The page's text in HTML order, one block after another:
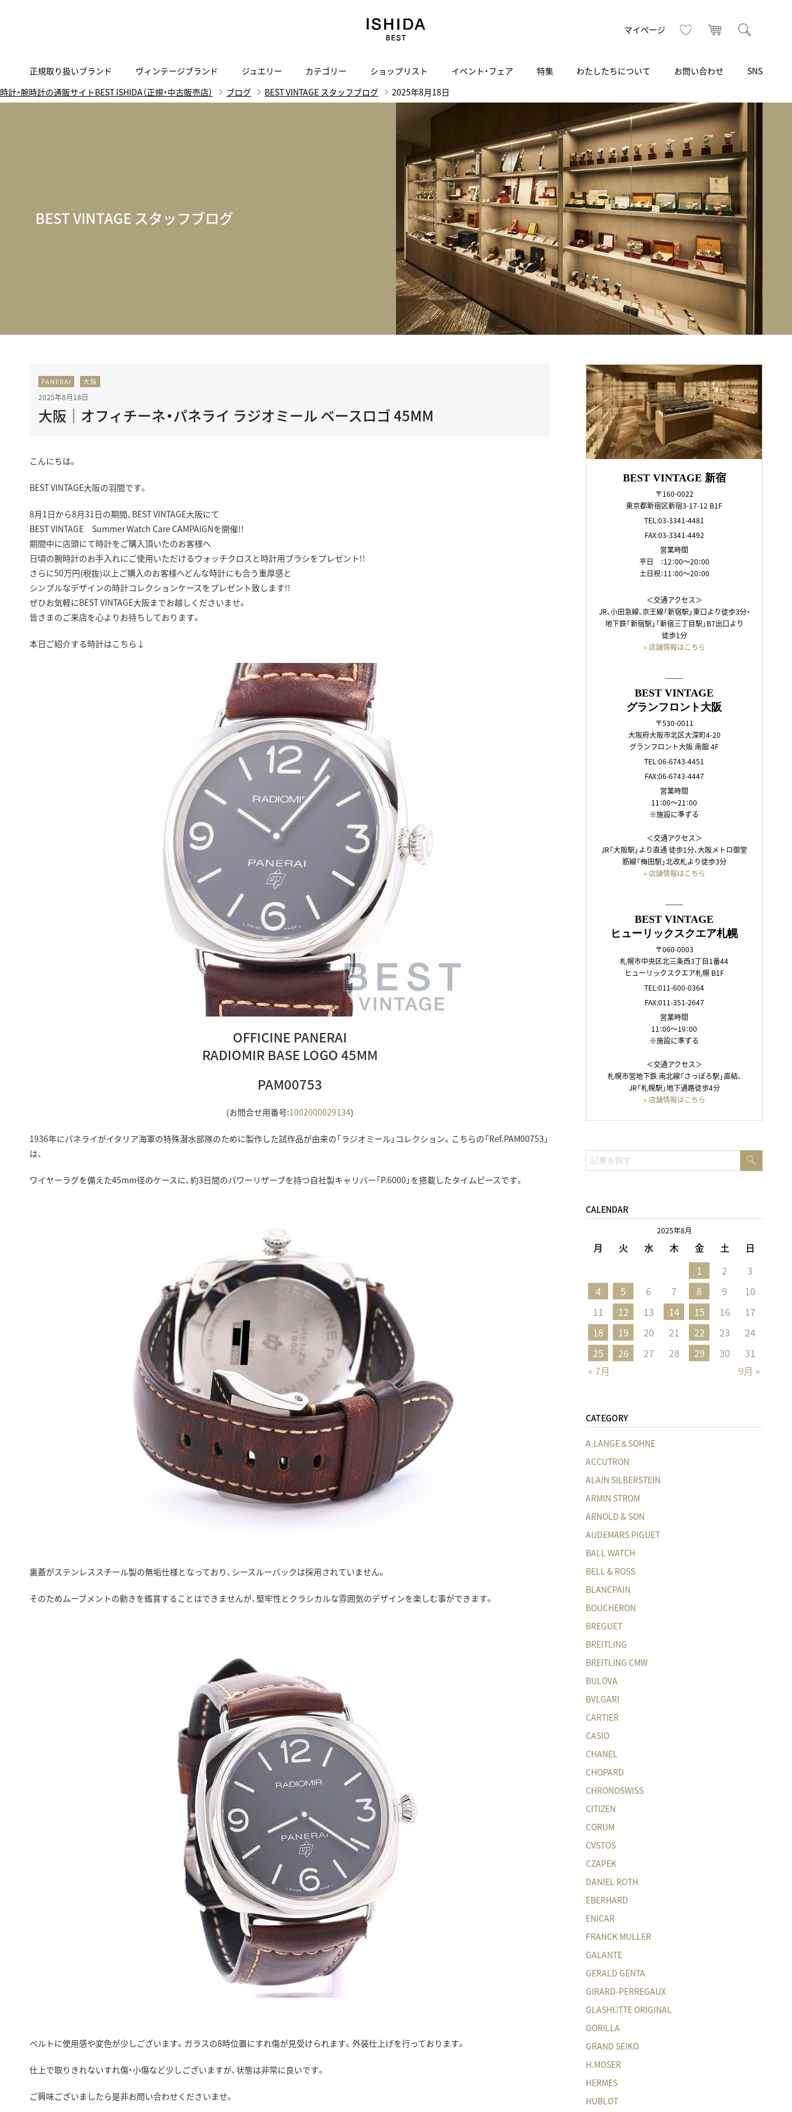
マイページ お気に入りカート
正規取り扱いブランド
A B C D E F G H I J K L M N
amazfit
アマズフィット
AMIDA
アミダ
ARMINSTROM
アーミンシュトローム
Arnold & Son
アーノルド＆サン
正規取り扱いブランド一覧はこちら
ヴィンテージブランド
買取り・下取り・委託サービスについて
ヴィンテージブランド一覧はこちら
ジュエリー カテゴリー
スマートウォッチ
ISHIDA いいモノ Selection
いいモノ Gift selection
i.s.d.(アイエスディー)
ショップリスト
ISHIDA N43°（札幌）
Luxury Time Lounge ブライトリング ブティック 銀座
ブライトリング ブティック GINZA SIX IWC 表参道ブティック BEST VINTAGE新宿
BEST VINTAGEヒューリックスクエア札幌
ショップリスト一覧はこちら
イベント・フェア 特集 わたしたちについて
代表メッセージ 会社概要 サービス
お問い合わせ
お問い合わせ ご来店の予約 オンライン相談
SNS
TikTok
時計・腕時計の通販サイトBEST ISHIDA（正規・中古販売店） ブログ BEST VINTAGE スタッフブログ 2025年8月18日
BEST VINTAGE スタッフブログ
PANERAI 大阪
2025年8月18日
大阪｜オフィチーネ・パネライ ラジオミール ベースロゴ 45MM
こんにちは。
BEST VINTAGE大阪の羽間です。
8月1日から8月31日の期間、BEST VINTAGE大阪にて
BEST VINTAGE Summer Watch Care CAMPAIGNを開催!!
期間中に店頭にて時計をご購入頂いたのお客様へ
日頃の腕時計のお手入れにご使用いただけるウォッチクロスと時計用ブラシをプレゼント!!
さらに50万円(税抜)以上ご購入のお客様へどんな時計にも合う重厚感と
シンプルなデザインの時計コレクションケースをプレゼント致します!!
ぜひお気軽にBEST VINTAGE大阪までお越しくださいませ。
皆さまのご来店を心よりお待ちしております。
本日ご紹介する時計はこちら↓
OFFICINE PANERAI
RADIOMIR BASE LOGO 45MM
PAM00753
(お問合せ用番号:1002000029134)
1936年にパネライがイタリア海軍の特殊潜水部隊のために製作した試作品が由来の「ラジオミール」コレクション。こちらの「Ref.PAM00753」
は、
ワイヤーラグを備えた45mm径のケースに、約3日間のパワーリザーブを持つ自社製キャリバー「P.6000」を搭載したタイムピースです。
裏蓋がステンレススチール製の無垢仕様となっており、シースルーバックは採用されていません。
そのためムーブメントの動きを鑑賞することはできませんが、堅牢性とクラシカルな雰囲気のデザインを楽しむ事ができます。
ベルトに使用感や変色が少しございます。ガラスの8時位置にすれ傷が見受けられます。外装仕上げを行っております。
仕上で取りきれないすれ傷・小傷など少しございますが、状態は非常に良いです。
ご興味ございましたら是非お問い合わせくださいませ。
BEST VINTAGE 新宿
〒160-0022
東京都新宿区新宿3-17-12 B1F
TEL:03-3341-4481
FAX:03-3341-4492
営業時間
平日 ：12：00～20：00
土日祝：11：00～20：00
＜交通アクセス＞
JR、小田急線、京王線「新宿駅」東口より徒歩3分・
地下鉄「新宿駅」「新宿三丁目駅」B7出口より
徒歩1分
» 店舗情報はこちら
――
BEST VINTAGE
グランフロント大阪
〒530-0011
大阪府大阪市北区大深町4-20
グランフロント大阪 南館 4F
TEL:06-6743-4451
FAX:06-6743-4447
営業時間
11：00～21：00
※施設に準ずる
＜交通アクセス＞
JR「大阪駅」より直通 徒歩1分、大阪メトロ御堂
筋線「梅田駅」北改札より徒歩3分
» 店舗情報はこちら
――
BEST VINTAGE
ヒューリックスクエア札幌
〒060-0003
札幌市中央区北三条西3丁目1番44
ヒューリックスクエア札幌 B1F
TEL:011-600-0364
FAX:011-351-2647
営業時間
11：00～19：00
※施設に準ずる
＜交通アクセス＞
札幌市営地下鉄 南北線「さっぽろ駅」直結、
JR「札幌駅」地下通路徒歩4分
» 店舗情報はこちら
検
索:
CALENDAR
2025年8月
月 火 水 木 金 土 日
« 7月 9月 »
1 2
3
4
5 6 7 8 9
10
11
12 13 14 15 16
17
18
19 20 21 22 23
24
25
26 27 28 29 30 31
CATEGORY
A.LANGE＆SOHNE
ACCUTRON
ALAIN SILBERSTEIN
ARMIN STROM
ARNOLD & SON
AUDEMARS PIGUET
BALL WATCH
BELL & ROSS
BLANCPAIN
BOUCHERON
BREGUET
BREITLING
BREITLING CMW
BULOVA
BVLGARI
CARTIER
CASIO
CHANEL
CHOPARD
CHRONOSWISS
CITIZEN
CORUM
CVSTOS
CZAPEK
DANIEL ROTH
EBERHARD
ENICAR
FRANCK MULLER
GALANTE
GERALD GENTA
GIRARD-PERREGAUX
GLASHÜTTE ORIGINAL
GORILLA
GRAND SEIKO
H.MOSER
HERMES
HUBLOT